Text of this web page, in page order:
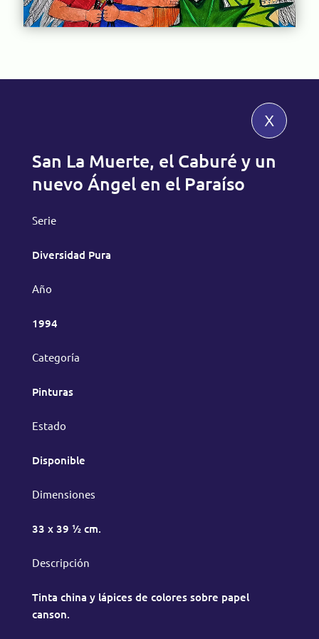
x
San La Muerte, el Caburé y un
nuevo Ángel en el Paraíso
Serie
Diversidad Pura
Año
1994
Categoría
Pinturas
Estado
Disponible
Dimensiones
33 x 39 ½ cm.
Descripción
Tinta china y lápices de colores sobre papel
canson.